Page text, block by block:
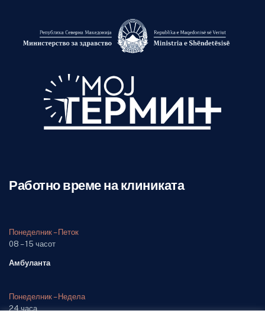
Работно време на клиниката
Понеделник – Петок
08 – 15 часот
Амбуланта
Понеделник – Недела
24 часа